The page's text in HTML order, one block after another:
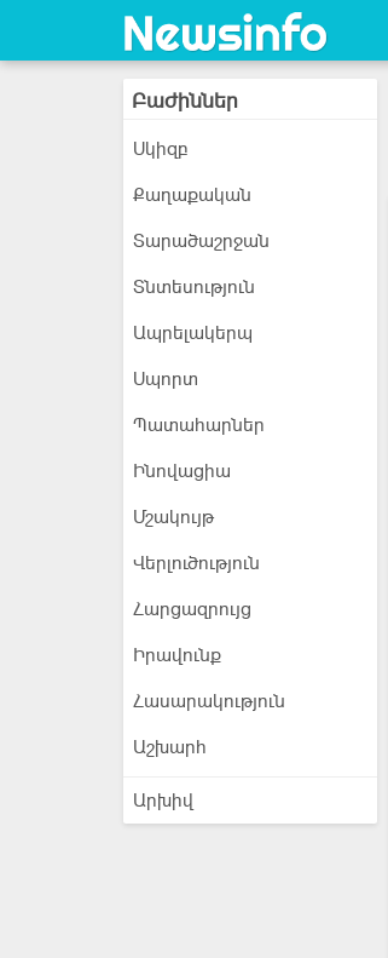
Բաժիններ
Սկիզբ
Քաղաքական
Տարածաշրջան
Տնտեսություն
Ապրելակերպ
Սպորտ
Պատահարներ
Ինովացիա
Մշակույթ
Վերլուծություն
Հարցազրույց
Իրավունք
Հասարակություն
Աշխարհ
Արխիվ